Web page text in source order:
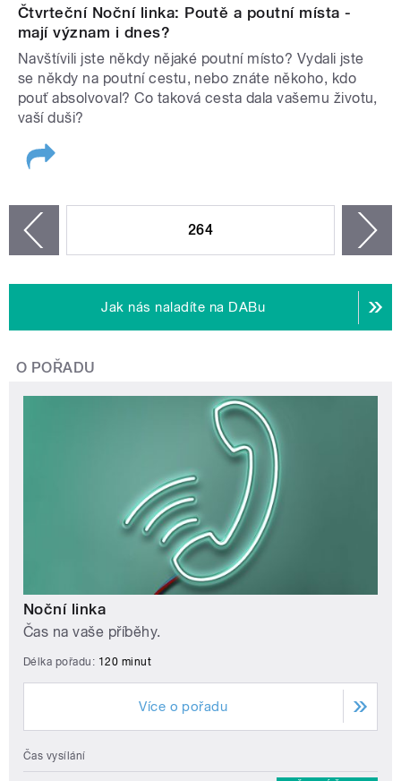
Čtvrteční Noční linka: Poutě a poutní místa -
mají význam i dnes?
Navštívili jste někdy nějaké poutní místo? Vydali jste
se někdy na poutní cestu, nebo znáte někoho, kdo
pouť absolvoval? Co taková cesta dala vašemu životu,
vaší duši?
264
Jak nás naladíte na DABu
O POŘADU
Noční linka
Čas na vaše příběhy.
Délka pořadu: 120 minut
Více o pořadu
Čas vysílání